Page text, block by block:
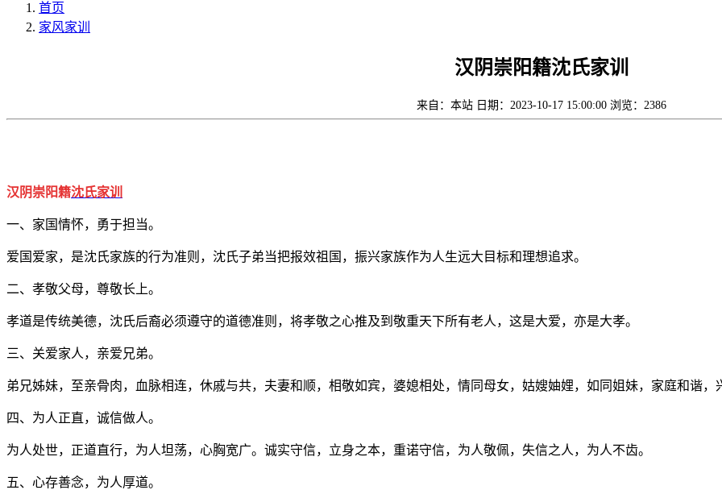
首页
家风家训
汉阴崇阳籍沈氏家训
来自：本站 日期：2023-10-17 15:00:00 浏览：2386
汉阴崇阳籍沈氏家训
一、家国情怀，勇于担当。
爱国爱家，是沈氏家族的行为准则，沈氏子弟当把报效祖国，振兴家族作为人生远大目标和理想追求。
二、孝敬父母，尊敬长上。
孝道是传统美德，沈氏后裔必须遵守的道德准则，将孝敬之心推及到敬重天下所有老人，这是大爱，亦是大孝。
三、关爱家人，亲爱兄弟。
弟兄姊妹，至亲骨肉，血脉相连，休戚与共，夫妻和顺，相敬如宾，婆媳相处，情同母女，姑嫂妯娌，如同姐妹，家庭和谐，
四、为人正直，诚信做人。
为人处世，正道直行，为人坦荡，心胸宽广。诚实守信，立身之本，重诺守信，为人敬佩，失信之人，为人不齿。
五、心存善念，为人厚道。